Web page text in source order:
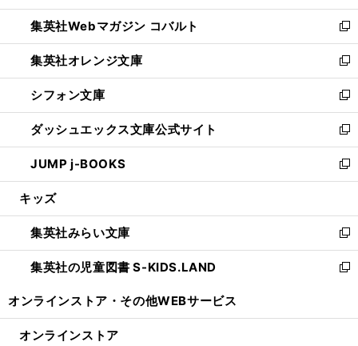
開
く
ウ
で
開
く
ン
ド
ウ
で
開
く
ウ
ィ
ン
ド
ウ
で
開
く
集英社Webマガジン コバルト
新
し
い
ウ
ィ
ン
ド
ウ
で
開
集英社オレンジ文庫
新
し
い
ウ
ィ
ン
ド
ウ
開
く
シフォン文庫
新
し
い
ウ
ィ
ン
ウ
で
開
く
ダッシュエックス文庫公式サイト
新
し
い
ウ
ン
ド
ウ
で
JUMP j-BOOKS
新
し
ウ
ィ
ン
ド
開
キッズ
集英社みらい文庫
新
し
い
ン
集英社の児童図書 S-KIDS.LAND
新
ウ
オンラインストア・ その他WEBサービス
オンラインストア